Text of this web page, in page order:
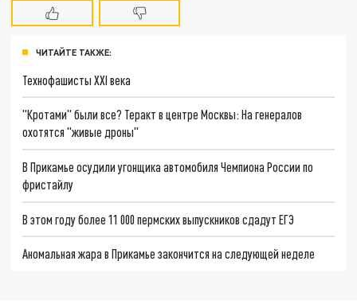
ЧИТАЙТЕ ТАКЖЕ:
Технофашисты XXI века
"Кротами" были все? Теракт в центре Москвы: На генералов
охотятся "живые дроны"
В Прикамье осудили угонщика автомобиля Чемпиона России по
фристайлу
В этом году более 11 000 пермских выпускников сдадут ЕГЭ
Аномальная жара в Прикамье закончится на следующей неделе